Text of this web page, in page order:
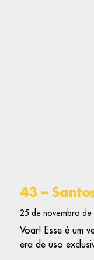
43 –
25 de novembro de
Voar! Esse é um
era de uso